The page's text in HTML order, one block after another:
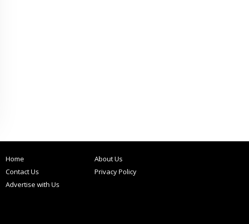
Home
About Us
Contact Us
Privacy Policy
Advertise with Us